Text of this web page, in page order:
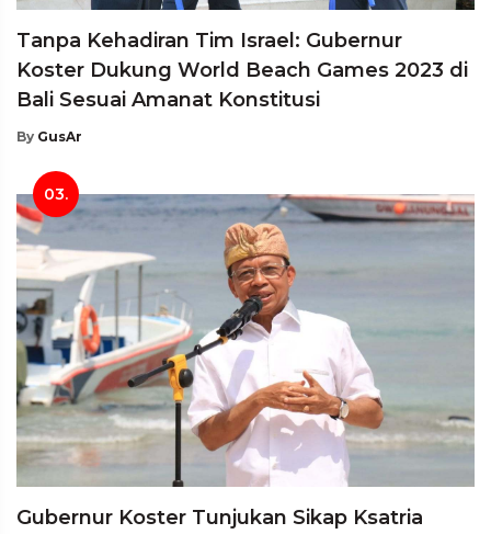
Tanpa Kehadiran Tim Israel: Gubernur
Koster Dukung World Beach Games 2023 di
Bali Sesuai Amanat Konstitusi
By GusAr
03.
Gubernur Koster Tunjukan Sikap Ksatria